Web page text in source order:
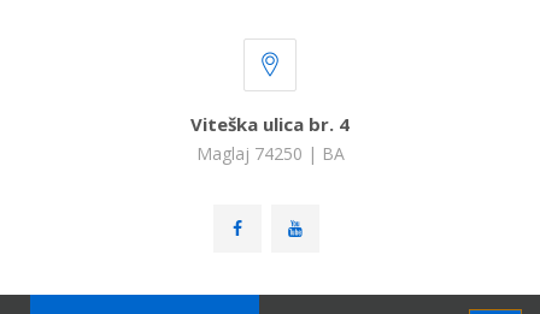
Viteška ulica br. 4
Maglaj 74250 | BA